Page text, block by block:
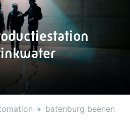
batenburg beenen